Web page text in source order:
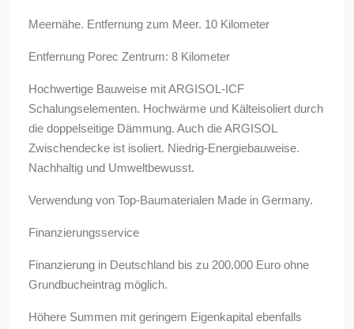
Meernähe. Entfernung zum Meer. 10 Kilometer
Entfernung Porec Zentrum: 8 Kilometer
Hochwertige Bauweise mit ARGISOL-ICF
Schalungselementen. Hochwärme und Kälteisoliert durch
die doppelseitige Dämmung. Auch die ARGISOL
Zwischendecke ist isoliert. Niedrig-Energiebauweise.
Nachhaltig und Umweltbewusst.
Verwendung von Top-Baumaterialen Made in Germany.
Finanzierungsservice
Finanzierung in Deutschland bis zu 200.000 Euro ohne
Grundbucheintrag möglich.
Höhere Summen mit geringem Eigenkapital ebenfalls